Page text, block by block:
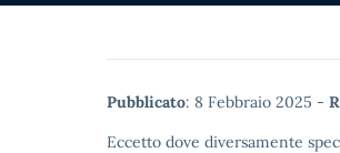
Metadata
Pubblicato: 8 Febbraio 2025 -
Eccetto dove diversamente